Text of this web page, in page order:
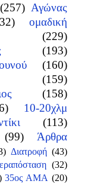
(257) Αγώνας
ομαδική
(229)
(193)
(160)
(159)
(158)
10-20χλμ
(113)
(99)
Άρθρα
Διατροφή (43)
(32)
35ος ΑΜΑ (20)